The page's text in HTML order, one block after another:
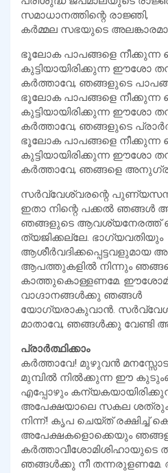
സമാധാനത്തിന്റെ രാജ്ഞി,
കര്‍മ്മല സഭയുടെ
ഭൂലോക പാപങ്ങളെ നീക്കുന്ന
കുട്ടിയായിരിക്കുന്ന ഈശോ
കര്‍ത്താവേ, ഞങ്ങളുടെ
ഭൂലോക പാപങ്ങളെ നീക്കുന്ന
കുട്ടിയായിരിക്കുന്ന ഈശോ
കര്‍ത്താവേ, ഞങ്ങളുടെ
ഭൂലോക പാപങ്ങളെ നീക്കുന്ന
കുട്ടിയായിരിക്കുന്ന ഈശോ
കര്‍ത്താവേ, ഞങ്ങളെ
സര്‍വ്വേശ്വരന്റെ
ഇതാ നിന്റെ പക്കല്‍ ഞങ്ങള്‍
ഞങ്ങളുടെ ആവശ്യനേരത്ത്
ത്യജിക്കല്ലേ. ഭാഗ്യവതിയും
ആശീര്‍വദിക്കപ്പെട്ടവളുമായ
ആപത്തുകളില്‍ നിന്നും
കാത്തുകൊള്ളണമേ.
വാഗ്ദാനങ്ങള്‍ക്കു ഞങ്ങള്‍
യോഗ്യരാകുവാന്‍.
മാതാവേ, ഞങ്ങള്‍ക്കു വേണ്ടി
പ്രാര്‍ത്ഥിക്കാം
കര്‍ത്താവേ! മുഴുവന്‍
മുമ്പില്‍ നില്‍ക്കുന്ന ഈ
എപ്പോഴും
അപേക്ഷയാലെ സകല
നിന്ന്! കൃപ ചെയ്ത് രക്ഷിച്ച്
അപേക്ഷകളൊക്കെയും
കര്‍ത്താവീശോമിശിഹായുടെ
ഞങ്ങള്‍ക്കു നീ തന്നരുളണമേ.